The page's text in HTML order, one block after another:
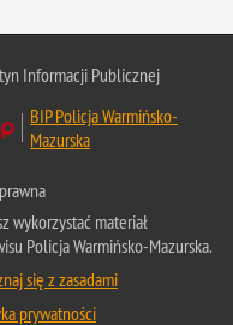
Informacji Publicznej
BIP Policja Warmińsko-
Mazurska
wykorzystać materiał
Policja Warmińsko-Mazurska.
się z zasadami
prywatności